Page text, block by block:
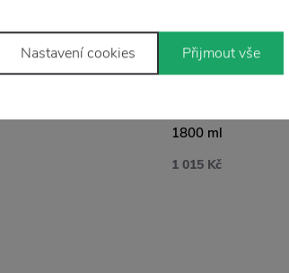
1800 ml
1 015 Kč
Nastavení cookies Přijmout vše